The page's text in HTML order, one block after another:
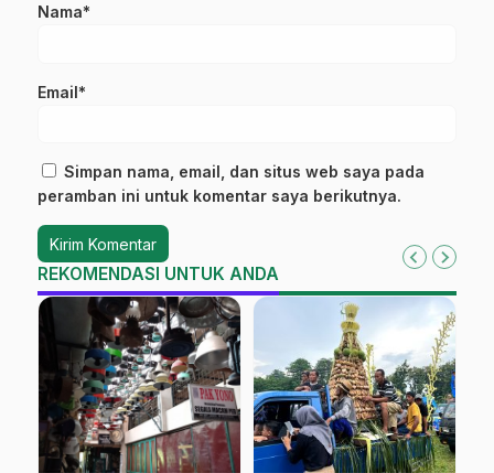
Nama*
Email*
Simpan nama, email, dan situs web saya pada
peramban ini untuk komentar saya berikutnya.
REKOMENDASI UNTUK ANDA